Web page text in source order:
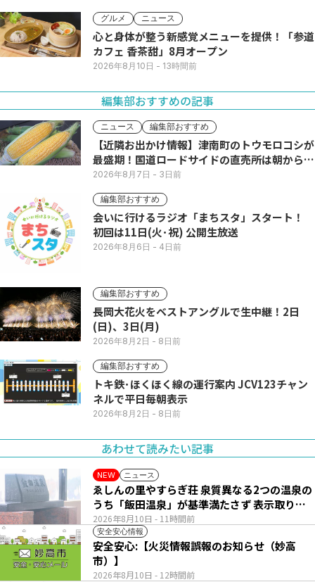
グルメ ニュース
心と身体が整う新感覚メニューを提供！「参道
カフェ 香茶甜」8月オープン
2026年8月10日 - 13時間前
編集部おすすめの記事
ニュース 編集部おすすめ
【近隣お出かけ情報】津南町のトウモロコシが
最盛期！国道ロードサイドの直売所は朝から長
い列
2026年8月7日 - 3日前
編集部おすすめ
会いに行けるラジオ「まちスタ」スタート！
初回は11日(火･祝) 公開生放送
2026年8月6日 - 4日前
編集部おすすめ
長岡大花火をベストアングルで生中継！2日
(日)、3日(月)
2026年8月2日 - 8日前
編集部おすすめ
トキ鉄･ほくほく線の運行案内 JCV123チャン
ネルで平日毎朝表示
2026年8月2日 - 8日前
あわせて読みたい記事
NEW ニュース
2026年8月10日 - 11時間前
ゑしんの里やすらぎ荘 泉質異なる2つの温泉の
うち「飯田温泉」が基準満たさず 表示取りや
め
安全安心情報
2026年8月10日 - 12時間前
安全安心:【火災情報誤報のお知らせ（妙高
市）】